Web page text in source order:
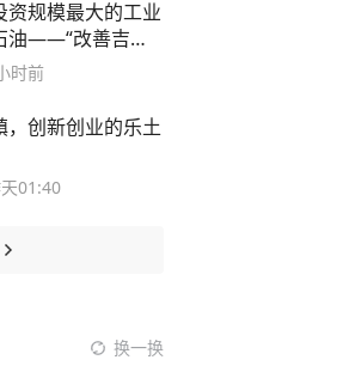
资规模最大的工业
油——“改善吉尔
质量，提升生产
时前
，创新创业的乐土
01:40
换一换